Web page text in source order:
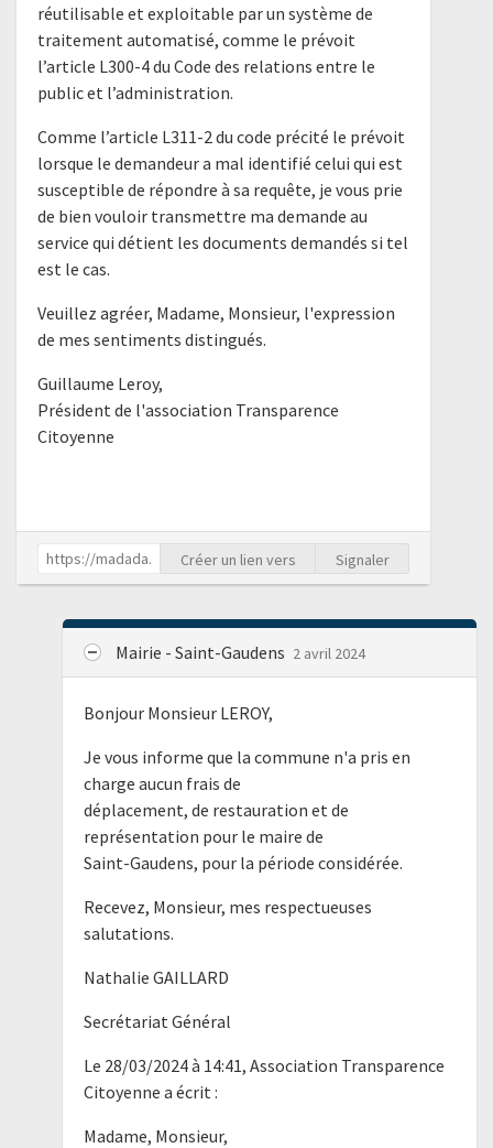
réutilisable et exploitable par un système de
traitement automatisé, comme le prévoit
l’article L300-4 du Code des relations entre le
public et l’administration.
Comme l’article L311-2 du code précité le prévoit
lorsque le demandeur a mal identifié celui qui est
susceptible de répondre à sa requête, je vous prie
de bien vouloir transmettre ma demande au
service qui détient les documents demandés si tel
est le cas.
Veuillez agréer, Madame, Monsieur, l'expression
de mes sentiments distingués.
Guillaume Leroy,
Président de l'association Transparence
Citoyenne
Créer un lien vers Signaler
Mairie - Saint-Gaudens 2 avril 2024
Bonjour Monsieur LEROY,
Je vous informe que la commune n'a pris en
charge aucun frais de
déplacement, de restauration et de
représentation pour le maire de
Saint-Gaudens, pour la période considérée.
Recevez, Monsieur, mes respectueuses
salutations.
Nathalie GAILLARD
Secrétariat Général
Le 28/03/2024 à 14:41, Association Transparence
Citoyenne a écrit :
Madame, Monsieur,